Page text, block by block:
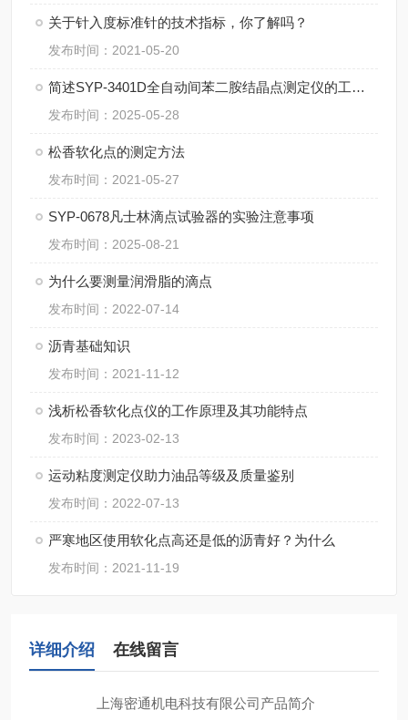
关于针入度标准针的技术指标，你了解吗？
发布时间：2021-05-20
简述SYP-3401D全自动间苯二胺结晶点测定仪的工作原理
发布时间：2025-05-28
松香软化点的测定方法
发布时间：2021-05-27
SYP-0678凡士林滴点试验器的实验注意事项
发布时间：2025-08-21
为什么要测量润滑脂的滴点
发布时间：2022-07-14
沥青基础知识
发布时间：2021-11-12
浅析松香软化点仪的工作原理及其功能特点
发布时间：2023-02-13
运动粘度测定仪助力油品等级及质量鉴别
发布时间：2022-07-13
严寒地区使用软化点高还是低的沥青好？为什么
发布时间：2021-11-19
详细介绍 在线留言
上海密通机电科技有限公司产品简介